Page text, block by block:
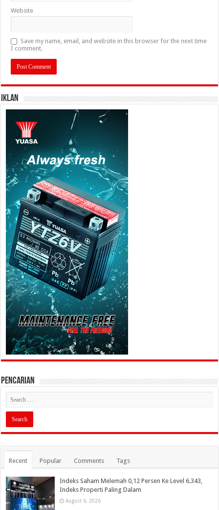
Website
Save my name, email, and website in this browser for the next time
I comment.
IKLAN
PENCARIAN
Recent Popular Comments Tags
Indeks Saham Melemah 0,12 Persen Ke Level 6.343,
Indeks Properti Paling Dalam
August 6, 2026